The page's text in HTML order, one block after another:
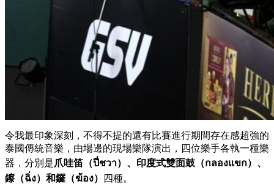
令我最印象深刻，不得不提的還有比賽進行期間存在感超強的
泰國傳統音樂，由場邊的現場樂隊演出，四位樂手各執一種樂
器，分別是爪哇笛（ปี่ชวา）、印度式雙面鼓（กลองแขก）、
鑔（ฉิ่ง）和鑼（ฆ้อง）
四種。